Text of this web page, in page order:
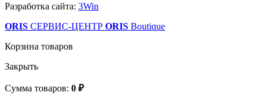
Разработка сайта: 3Win
ORIS СЕРВИС-ЦЕНТР ORIS Boutique
Корзина товаров
Закрыть
Сумма товаров: 0 ₽